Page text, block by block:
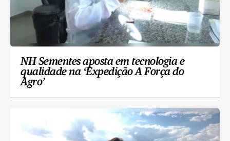
NH Sementes aposta em tecnologia e
qualidade na ‘Expedição A Força do
Agro’